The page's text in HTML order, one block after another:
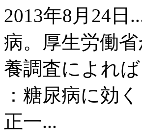
2013年8月24
病。厚生労働
養調査によれ
：糖尿病に効
正一...